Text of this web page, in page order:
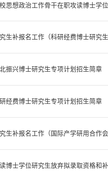
思想政治工作骨干在职攻读博士学
生补报名工作（科研经费博士研究
振兴博士研究生专项计划招生简章
经费博士研究生专项计划招生简章
生补报名工作（国际产学研用合作
博士学位研究生放弃拟录取资格和